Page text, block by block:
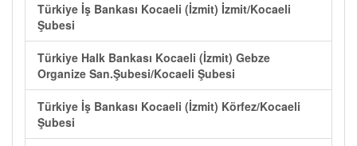
Türkiye İş Bankası Kocaeli (İzmit) İzmit/Kocaeli
Şubesi
Türkiye Halk Bankası Kocaeli (İzmit) Gebze
Organize San.Şubesi/Kocaeli Şubesi
Türkiye İş Bankası Kocaeli (İzmit) Körfez/Kocaeli
Şubesi